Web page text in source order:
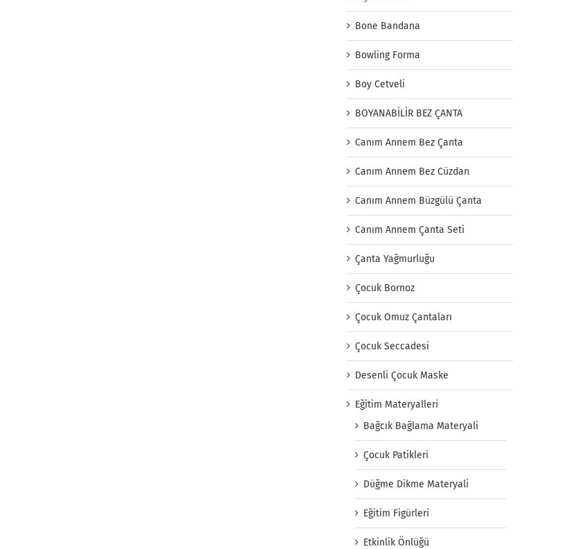
Bone Bandana
Bowling Forma
Boy Cetveli
BOYANABİLİR BEZ ÇANTA
Canım Annem Bez Çanta
Canım Annem Bez Cüzdan
Canım Annem Büzgülü Çanta
Canım Annem Çanta Seti
Çanta Yağmurluğu
Çocuk Bornoz
Çocuk Omuz Çantaları
Çocuk Seccadesi
Desenli Çocuk Maske
Eğitim Materyalleri
Bağcık Bağlama Materyali
Çocuk Patikleri
Düğme Dikme Materyali
Eğitim Figürleri
Etkinlik Önlüğü